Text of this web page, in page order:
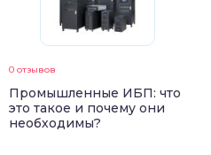
0 отзывов
Промышленные ИБП: что
это такое и почему они
необходимы?